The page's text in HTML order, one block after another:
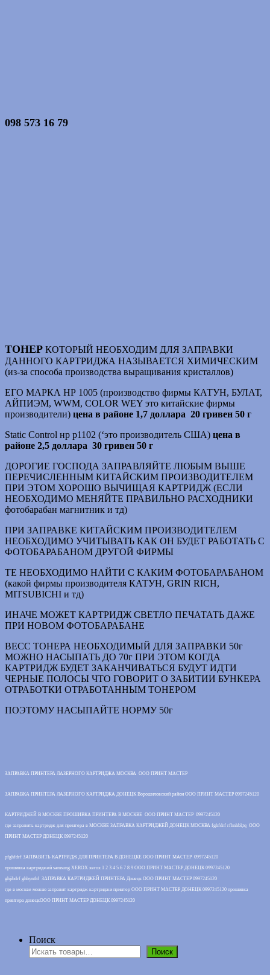
098 573 16 79
ТОНЕР КОТОРЫЙ НЕОБХОДИМ ДЛЯ ЗАПРАВКИ
ДАННОГО КАРТРИДЖА НАЗЫВАЕТСЯ ХИМИЧЕСКИМ
(из-за способа производства выращивания кристаллов)
ЕГО МАРКА НР 1005 (производство фирмы КАТУН, БУЛАТ,
АЙПИЭМ, WWM, COLOR WEY это китайские фирмы
производители) цена в районе 1,7 доллара 20 гривен 50 г
Static Control нр р1102 (‘это производитель США) цена в
районе 2,5 доллара 30 гривен 50 г
ДОРОГИЕ ГОСПОДА ЗАПРАВЛЯЙТЕ ЛЮБЫМ ВЫШЕ
ПЕРЕЧИСЛЕННЫМ КИТАЙСКИМ ПРОИЗВОДИТЕЛЕМ
ПРИ ЭТОМ ХОРОШО ВЫЧИЩАЯ КАРТРИДЖ (ЕСЛИ
НЕОБХОДИМО МЕНЯЙТЕ ПРАВИЛЬНО РАСХОДНИКИ
фотобарабан магнитник и тд)
ПРИ ЗАПРАВКЕ КИТАЙСКИМ ПРОИЗВОДИТЕЛЕМ
НЕОБХОДИМО УЧИТЫВАТЬ КАК ОН БУДЕТ РАБОТАТЬ С
ФОТОБАРАБАНОМ ДРУГОЙ ФИРМЫ
ТЕ НЕОБХОДИМО НАЙТИ С КАКИМ ФОТОБАРАБАНОМ
(какой фирмы производителя КАТУН, GRIN RICH,
MITSUBICHI и тд)
ИНАЧЕ МОЖЕТ КАРТРИДЖ СВЕТЛО ПЕЧАТАТЬ ДАЖЕ
ПРИ НОВОМ ФОТОБАРАБАНЕ
ВЕСС ТОНЕРА НЕОБХОДИМЫЙ ДЛЯ ЗАПРАВКИ 50г
МОЖНО НАСЫПАТЬ ДО 70г ПРИ ЭТОМ КОГДА
КАРТРИДЖ БУДЕТ ЗАКАНЧИВАТЬСЯ БУДУТ ИДТИ
ЧЕРНЫЕ ПОЛОСЫ ЧТО ГОВОРИТ О ЗАБИТИИ БУНКЕРА
ОТРАБОТКИ ОТРАБОТАННЫМ ТОНЕРОМ
ПОЭТОМУ НАСЫПАЙТЕ НОРМУ 50г
ЗАПРАВКА ПРИНТЕРА ЛАЗЕРНОГО КАРТРИДЖА МОСКВА ООО ПРИНТ МАСТЕР
ЗАПРАВКА ПРИНТЕРА ЛАЗЕРНОГО КАРТРИДЖА ДОНЕЦК Ворошиловский район ООО ПРИНТ МАСТЕР 0997245120
КАРТРИДЖЕЙ В МОСКВЕ ПРОШИВКА ПРИНТЕРА В МОСКВЕ ООО ПРИНТ МАСТЕР 0997245120
где заправить картридж для принтера в МОСКВЕ ЗАПРАВКА КАРТРИДЖЕЙ ДОНЕЦК МОСКВА fghfdrf rfhnhbl;tq ООО
ПРИНТ МАСТЕР ДОНЕЦК 0997245120
pfghfdrf ЗАПРАВИТЬ КАРТРИДЖ ДЛЯ ПРИНТЕРА В ДОНЕЦКЕ ООО ПРИНТ МАСТЕР 0997245120
прошивка картриджей samsung XEROX xerox 1 2 3 4 5 6 7 8 9 ООО ПРИНТ МАСТЕР ДОНЕЦК 0997245120
ghjibdrf ghbynthf ЗАПРАВКА КАРТРИДЖЕЙ ПРИНТЕРА Донецк ООО ПРИНТ МАСТЕР 0997245120
где в москве можно заправит картридж картриджи принтер ООО ПРИНТ МАСТЕР ДОНЕЦК 0997245120 прошивка
принтера донецкООО ПРИНТ МАСТЕР ДОНЕЦК 0997245120
Поиск
Поиск